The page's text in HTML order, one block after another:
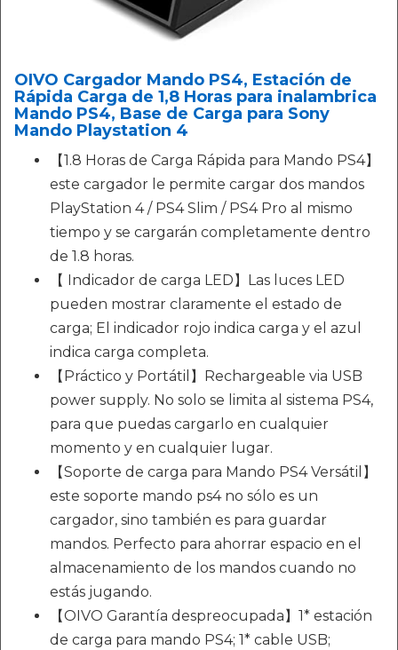
OIVO Cargador Mando PS4, Estación de
Rápida Carga de 1,8 Horas para inalambrica
Mando PS4, Base de Carga para Sony
Mando Playstation 4
【1.8 Horas de Carga Rápida para Mando PS4】
este cargador le permite cargar dos mandos
PlayStation 4 / PS4 Slim / PS4 Pro al mismo
tiempo y se cargarán completamente dentro
de 1.8 horas.
【 Indicador de carga LED】Las luces LED
pueden mostrar claramente el estado de
carga; El indicador rojo indica carga y el azul
indica carga completa.
【Práctico y Portátil】Rechargeable via USB
power supply. No solo se limita al sistema PS4,
para que puedas cargarlo en cualquier
momento y en cualquier lugar.
【Soporte de carga para Mando PS4 Versátil】
este soporte mando ps4 no sólo es un
cargador, sino también es para guardar
mandos. Perfecto para ahorrar espacio en el
almacenamiento de los mandos cuando no
estás jugando.
【OIVO Garantía despreocupada】1* estación
de carga para mando PS4; 1* cable USB;